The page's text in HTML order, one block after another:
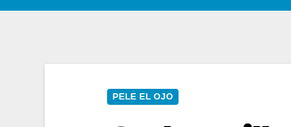
PELE EL OJO